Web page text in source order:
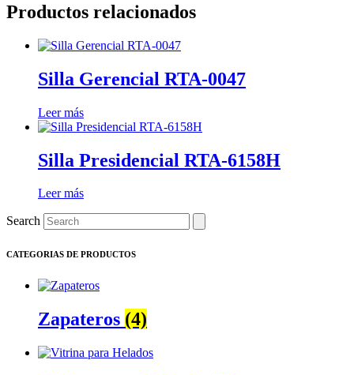
Productos relacionados
Silla Gerencial RTA-0047
Leer más
Silla Presidencial RTA-6158H
Leer más
Search
CATEGORIAS DE PRODUCTOS
Zapateros (4)